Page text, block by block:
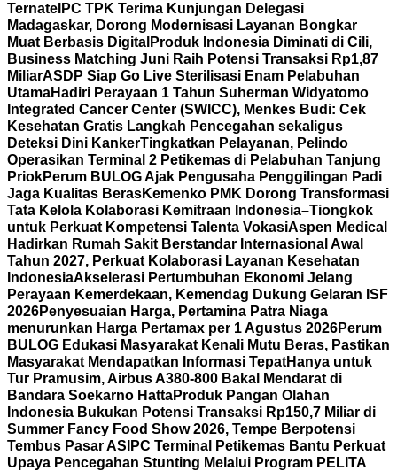
Ternate IPC TPK Terima Kunjungan Delegasi
Madagaskar, Dorong Modernisasi Layanan Bongkar
Muat Berbasis Digital Produk Indonesia Diminati di Cili,
Business Matching Juni Raih Potensi Transaksi Rp1,87
MiliarASDP Siap Go Live Sterilisasi Enam Pelabuhan
UtamaHadiri Perayaan 1 Tahun Suherman Widyatomo
Integrated Cancer Center (SWICC), Menkes Budi: Cek
Kesehatan Gratis Langkah Pencegahan sekaligus
Deteksi Dini KankerTingkatkan Pelayanan, Pelindo
Operasikan Terminal 2 Petikemas di Pelabuhan Tanjung
PriokPerum BULOG Ajak Pengusaha Penggilingan Padi
Jaga Kualitas BerasKemenko PMK Dorong Transformasi
Tata Kelola Kolaborasi Kemitraan Indonesia–Tiongkok
untuk Perkuat Kompetensi Talenta VokasiAspen Medical
Hadirkan Rumah Sakit Berstandar Internasional Awal
Tahun 2027, Perkuat Kolaborasi Layanan Kesehatan
IndonesiaAkselerasi Pertumbuhan Ekonomi Jelang
Perayaan Kemerdekaan, Kemendag Dukung Gelaran ISF
2026Penyesuaian Harga, Pertamina Patra Niaga
menurunkan Harga Pertamax per 1 Agustus 2026Perum
BULOG Edukasi Masyarakat Kenali Mutu Beras, Pastikan
Masyarakat Mendapatkan Informasi TepatHanya untuk
Tur Pramusim, Airbus A380-800 Bakal Mendarat di
Bandara Soekarno HattaProduk Pangan Olahan
Indonesia Bukukan Potensi Transaksi Rp150,7 Miliar di
Summer Fancy Food Show 2026, Tempe Berpotensi
Tembus Pasar AS IPC Terminal Petikemas Bantu Perkuat
Upaya Pencegahan Stunting Melalui Program PELITA